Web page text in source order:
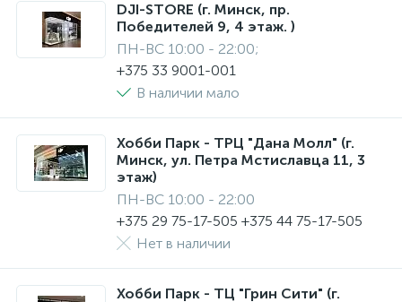
DJI-STORE (г. Минск, пр.
Победителей 9, 4 этаж. )
ПН-ВС 10:00 - 22:00;
+375 33 9001-001
В наличии мало
Хобби Парк - ТРЦ "Дана Молл" (г.
Минск, ул. Петра Мстиславца 11, 3
этаж)
ПН-ВС 10:00 - 22:00
+375 29 75-17-505 +375 44 75-17-505
Нет в наличии
Хобби Парк - ТЦ "Грин Сити" (г.